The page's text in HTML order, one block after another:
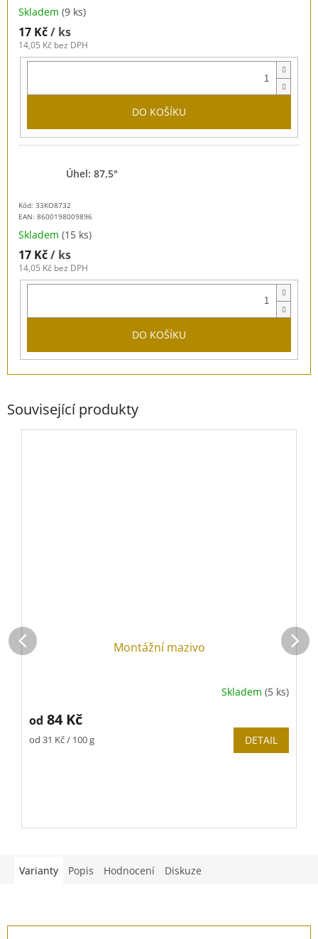
Skladem (9 ks)
17 Kč/ ks
14,05 Kč bez DPH
DO KOŠÍKU
Kód: 33KO8732
EAN: 8600198009896
Úhel: 87,5°
Skladem (15 ks)
17 Kč/ ks
14,05 Kč bez DPH
DO KOŠÍKU
Související produkty
Montážní mazivo
Skladem (5 ks)
od 84 Kč
Měrná
od 31 Kč / 100 g DETAIL
Varianty Popis Hodnocení Diskuze